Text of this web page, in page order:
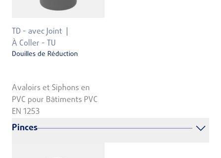
TD - avec Joint
À Coller - TU
Douilles de Réduction
Avaloirs et Siphons en
PVC pour Bâtiments PVC
EN 1253
Pinces